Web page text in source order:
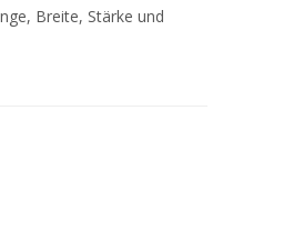
Breite, Stärke und